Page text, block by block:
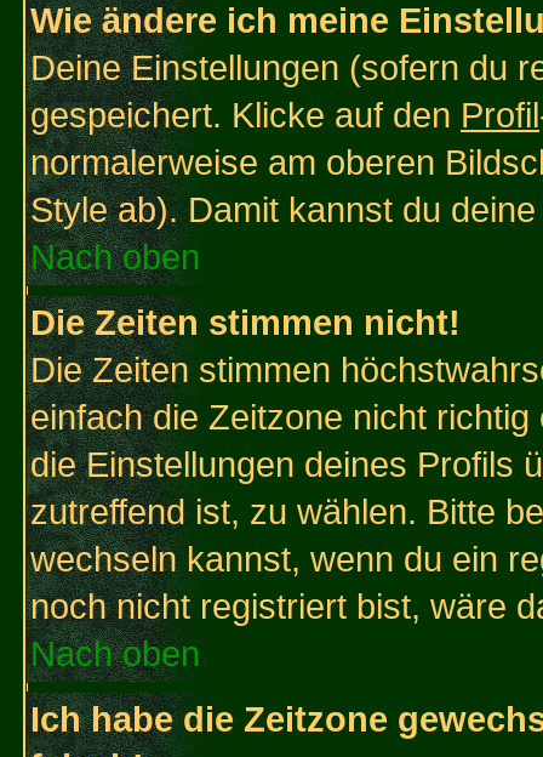
Wie ändere ich meine
Deine Einstellungen (sofern du
gespeichert. Klicke auf den Profil
normalerweise am oberen
Style ab). Damit kannst du
Nach oben
Die Zeiten stimmen nicht!
Die Zeiten stimmen
einfach die Zeitzone nicht
die Einstellungen deines Profils
zutreffend ist, zu wählen. Bitte
wechseln kannst, wenn du ein
noch nicht registriert bist, wäre
Nach oben
Ich habe die Zeitzone